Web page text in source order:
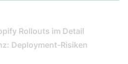
Rollouts im Detail
Deployment-Risiken